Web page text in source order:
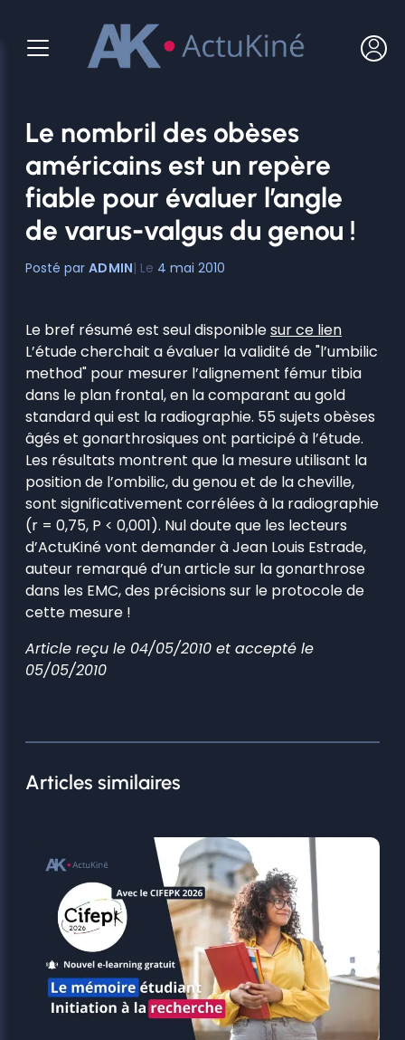
contenu
Le nombril des obèses
américains est un repère
fiable pour évaluer l’angle
de varus-valgus du genou !
ADMIN 4 mai 2010
Le bref résumé est seul disponiblesur ce lien
L’étude cherchait a évaluer la validité de "l’umbilic
method" pour mesurer l’alignement fémur tibia
dans le plan frontal, en la comparant au gold
standard qui est la radiographie. 55 sujets obèses
âgés et gonarthrosiques ont participé à l’étude.
Les résultats montrent que la mesure utilisant la
position de l’ombilic, du genou et de la cheville,
sont significativement corrélées à la radiographie
(r = 0,75, P < 0,001). Nul doute que les lecteurs
d’ActuKiné vont demander à Jean Louis Estrade,
auteur remarqué d’un article sur la gonarthrose
dans les EMC, des précisions sur le protocole de
cette mesure !
Article reçu le 04/05/2010 et accepté le
05/05/2010
Articles similaires